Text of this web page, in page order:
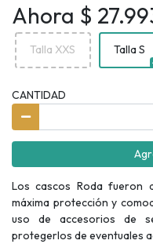
Ahora $
Talla XXS Talla S
CANTIDAD
Los cascos Roda fueron
máxima protección y
uso de accesorios de
protegerlos de eventuales